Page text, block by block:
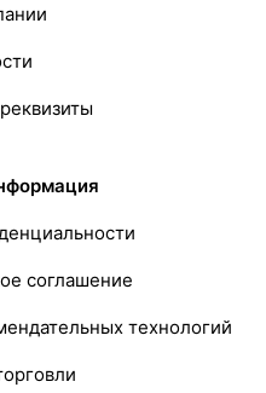
соглашение
технологий